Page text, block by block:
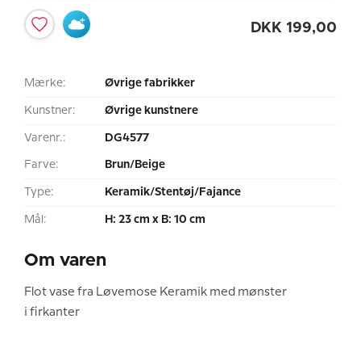
DKK 199,00
Mærke: Øvrige fabrikker
Kunstner: Øvrige kunstnere
Varenr.: DG4577
Farve: Brun/Beige
Type: Keramik/Stentøj/Fajance
Mål: H: 23 cm x B: 10 cm
Om varen
Flot vase fra Løvemose Keramik med mønster
i firkanter